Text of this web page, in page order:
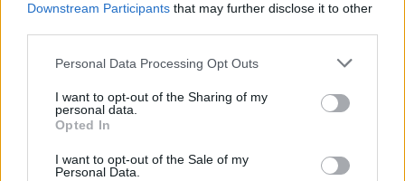
Downstream Participants that may further disclose it to other
Personal Data Processing Opt Outs
I want to opt-out of the Sharing of my
personal data.
Opted In
I want to opt-out of the Sale of my
Personal Data.
Cogne (59)
Donnas (37)
Doues (14)
Etroubles (9)